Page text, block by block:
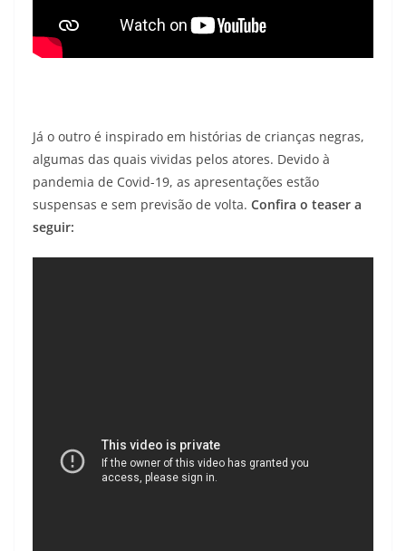
Já o outro é inspirado em histórias de crianças negras,
algumas das quais vividas pelos atores. Devido à
pandemia de Covid-19, as apresentações estão
suspensas e sem previsão de volta. Confira o teaser a
seguir: